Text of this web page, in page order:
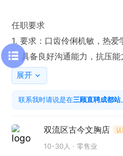
任职要求
1. 要求：口齿伶俐机敏，热爱
2. 具备良好沟通能力，抗压能
3. 熟悉内衣产品知识，能提供
展开
联系我时请说是在三顾直聘成都站
双流区古今文胸店
10-30人 零售业